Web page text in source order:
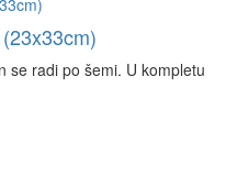
se radi po šemi. U kompletu